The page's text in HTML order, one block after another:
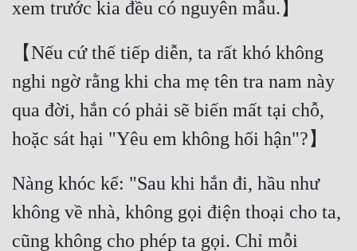
【Nếu cứ thế tiếp diễn, ta rất khó không
nghi ngờ rằng khi cha mẹ tên tra nam này
qua đời, hắn có phải sẽ biến mất tại chỗ,
Nàng khóc kể: "Sau khi hắn đi, hầu như
không về nhà, không gọi điện thoại cho ta,
cũng không cho phép ta gọi. Chỉ mỗi